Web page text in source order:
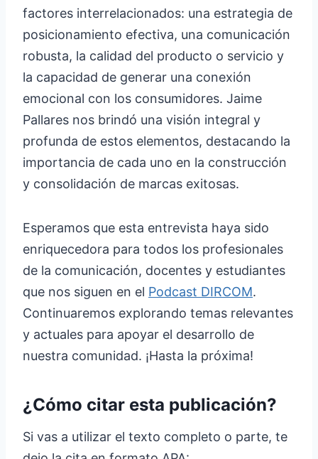
factores interrelacionados: una estrategia de
posicionamiento efectiva, una comunicación
robusta, la calidad del producto o servicio y
la capacidad de generar una conexión
emocional con los consumidores. Jaime
Pallares nos brindó una visión integral y
profunda de estos elementos, destacando la
importancia de cada uno en la construcción
y consolidación de marcas exitosas.
Esperamos que esta entrevista haya sido
enriquecedora para todos los profesionales
de la comunicación, docentes y estudiantes
que nos siguen en el Podcast DIRCOM.
Continuaremos explorando temas relevantes
y actuales para apoyar el desarrollo de
nuestra comunidad. ¡Hasta la próxima!
¿Cómo citar esta publicación?
Si vas a utilizar el texto completo o parte, te